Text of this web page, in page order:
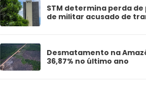
STM determina perda
de militar acusado de
Desmatamento na
36,87% no último ano